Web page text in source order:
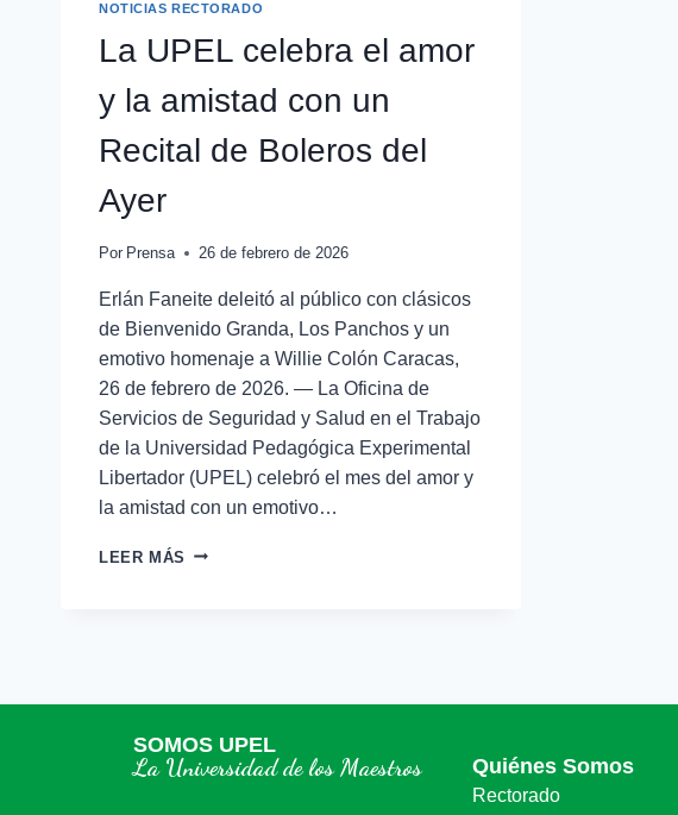
NOTICIAS RECTORADO
La UPEL celebra el amor
y la amistad con un
Recital de Boleros del
Ayer
Por Prensa 26 de febrero de 2026
Erlán Faneite deleitó al público con clásicos
de Bienvenido Granda, Los Panchos y un
emotivo homenaje a Willie Colón Caracas,
26 de febrero de 2026. — La Oficina de
Servicios de Seguridad y Salud en el Trabajo
de la Universidad Pedagógica Experimental
Libertador (UPEL) celebró el mes del amor y
la amistad con un emotivo…
LEER MÁS
SOMOS UPEL
La Universidad de los Maestros Quiénes Somos
Rectorado